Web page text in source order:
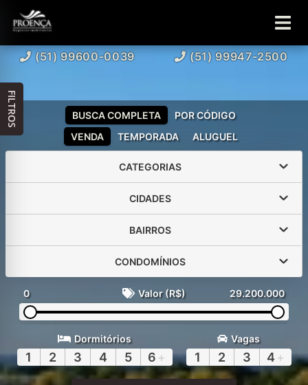
(51) 99600-0039 (51) 99947-2500
VENDA TEMPORADA ALUGUEL
BUSCA COMPLETA POR CÓDIGO
CATEGORIAS
CIDADES
BAIRROS
CONDOMÍNIOS
0 Valor (R$) 29.200.000
Dormitórios
1 2 3 4 5 6 +
Vagas
1 2 3 4 +
FILTROS